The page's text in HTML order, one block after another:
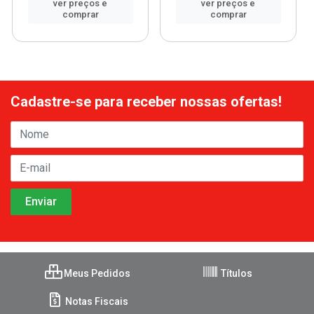
ver preços e
comprar
ver preços e
comprar
Cadastre-se para receber nossas ofertas!
Meus Pedidos Títulos
Notas Fiscais